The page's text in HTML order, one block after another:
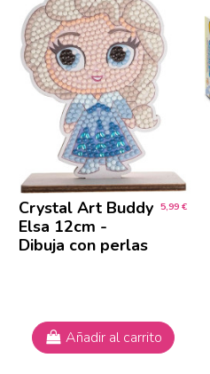
Crystal Art Buddy
Elsa 12cm -
Dibuja con perlas
5,99 €
Añadir al carrito